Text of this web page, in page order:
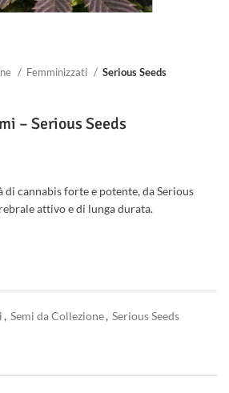
Femminizzati Serious Seeds
– Serious Seeds
di cannabis forte e potente, da Serious
attivo e di lunga durata.
, Semi da Collezione, Serious Seeds